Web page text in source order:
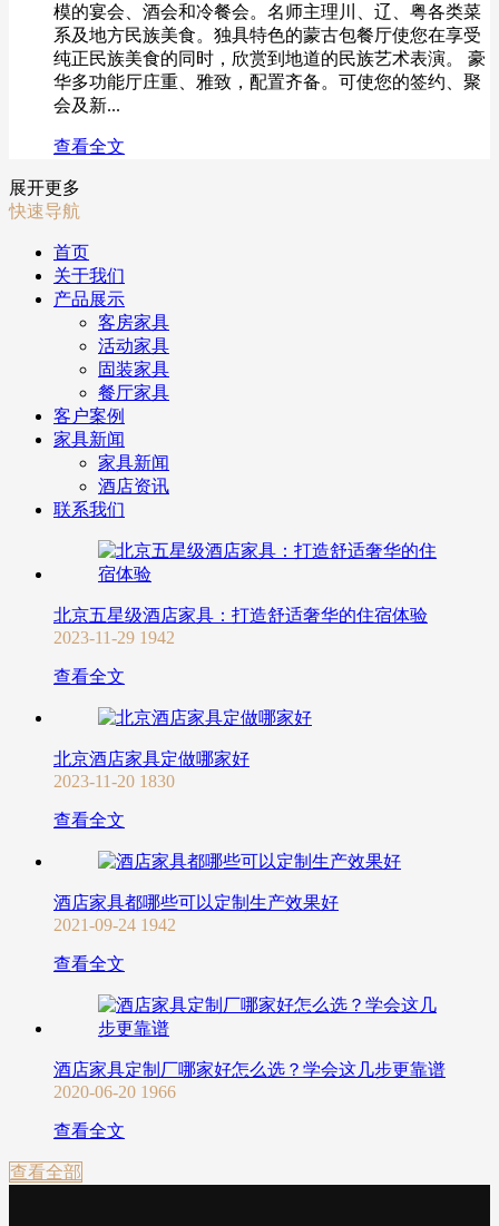
模的宴会、酒会和冷餐会。名师主理川、辽、粤各类菜
系及地方民族美食。独具特色的蒙古包餐厅使您在享受
纯正民族美食的同时，欣赏到地道的民族艺术表演。 豪
华多功能厅庄重、雅致，配置齐备。可使您的签约、聚
会及新...
查看全文
展开更多
快速导航
首页
关于我们
产品展示
客房家具
活动家具
固装家具
餐厅家具
客户案例
家具新闻
家具新闻
酒店资讯
联系我们
北京五星级酒店家具：打造舒适奢华的住宿体验
2023-11-29 1942
查看全文
北京酒店家具定做哪家好
2023-11-20 1830
查看全文
酒店家具都哪些可以定制生产效果好
2021-09-24 1942
查看全文
酒店家具定制厂哪家好怎么选？学会这几步更靠谱
2020-06-20 1966
查看全文
查看全部